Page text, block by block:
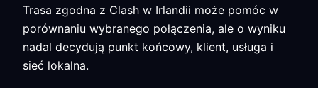
Trasa zgodna z Clash w Irlandii może pomóc w
porównaniu wybranego połączenia, ale o wyniku
nadal decydują punkt końcowy, klient, usługa i
sieć lokalna.